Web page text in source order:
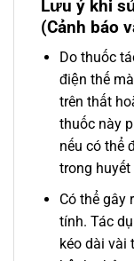
Lưu ý khi
(Cảnh báo
Do thuốc
điện thế
trên thất
thuốc này
nếu có thể
trong
Có thể gây
tính. Tác
kéo dài vài